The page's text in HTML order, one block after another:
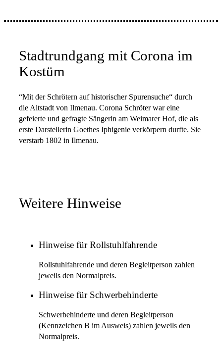
Stadtrundgang mit Corona im
Kostüm
“Mit der Schrötern auf historischer Spurensuche“ durch
die Altstadt von Ilmenau. Corona Schröter war eine
gefeierte und gefragte Sängerin am Weimarer Hof, die als
erste Darstellerin Goethes Iphigenie verkörpern durfte. Sie
verstarb 1802 in Ilmenau.
Weitere Hinweise
Hinweise für Rollstuhlfahrende
Rollstuhlfahrende und deren Begleitperson zahlen
jeweils den Normalpreis.
Hinweise für Schwerbehinderte
Schwerbehinderte und deren Begleitperson
(Kennzeichen B im Ausweis) zahlen jeweils den
Normalpreis.